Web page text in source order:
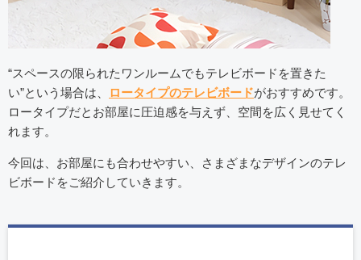
“スペースの限られたワンルームでもテレビボードを置きた
い”という場合は、
ロータイプのテレビボードがおすすめです。
ロータイプだとお部屋に圧迫感を与えず、空間を広く見せてく
れます。
今回は、お部屋にも合わせやすい、さまざまなデザインのテレ
ビボードをご紹介していきます。